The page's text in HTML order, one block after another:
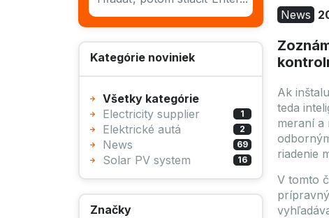
News
Ak
teda
meraní a
riadenie
V tomto
Kategórie noviniek
Všetky kategórie
Electricity supplier
1
Elektrické autá 2
News 69
Solar PV system 16
Značky